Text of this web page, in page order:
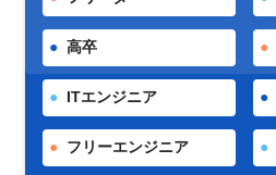
高卒
ITエンジニア
フリーエンジニア